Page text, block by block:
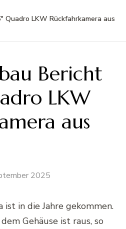
Quadro LKW Rückfahrkamera aus
Bericht
LKW
aus
2025
ist in die Jahre gekommen.
Gehäuse ist raus, so